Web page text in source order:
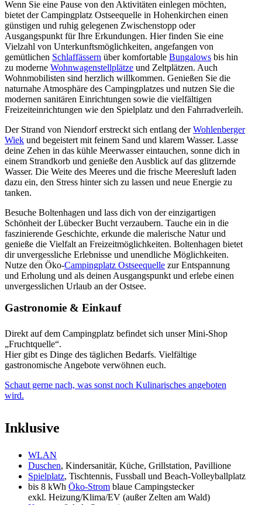
Wenn Sie eine Pause von den Aktivitäten einlegen möchten,
bietet der Campingplatz Ostseequelle in Hohenkirchen einen
günstigen und ruhig gelegenen Zwischenstopp oder
Ausgangspunkt für Ihre Erkundungen. Hier finden Sie eine
Vielzahl von Unterkunftsmöglichkeiten, angefangen von
gemütlichen Schlaffässern über komfortable Bungalows bis hin
zu moderne Wohnwagenstellplätze und Zeltplätzen. Auch
Wohnmobilisten sind herzlich willkommen. Genießen Sie die
naturnahe Atmosphäre des Campingplatzes und nutzen Sie die
modernen sanitären Einrichtungen sowie die vielfältigen
Freizeiteinrichtungen wie den Spielplatz und den Fahrradverleih.
Der Strand von Niendorf erstreckt sich entlang derWohlenberger
Wiek und begeistert mit feinem Sand und klarem Wasser. Lasse
deine Zehen in das kühle Meerwasser eintauchen, sonne dich in
einem Strandkorb und genieße den Ausblick auf das glitzernde
Wasser. Die Weite des Meeres und die frische Meeresluft laden
dazu ein, den Stress hinter sich zu lassen und neue Energie zu
tanken.
Besuche Boltenhagen und lass dich von der einzigartigen
Schönheit der Lübecker Bucht verzaubern. Tauche ein in die
faszinierende Geschichte, erkunde die malerische Natur und
genieße die Vielfalt an Freizeitmöglichkeiten. Boltenhagen bietet
dir unvergessliche Erlebnisse und unendliche Möglichkeiten.
Nutze den Öko-Campingplatz Ostseequelle zur Entspannung
und Erholung und als deinen Ausgangspunkt und erlebe einen
unvergesslichen Urlaub an der Ostsee.
Gastronomie & Einkauf
Direkt auf dem Campingplatz befindet sich unser Mini-Shop
„Fruchtquelle“.
Hier gibt es Dinge des täglichen Bedarfs. Vielfältige
gastronomische Angebote verwöhnen euch.
Schaut gerne nach, was sonst noch Kulinarisches angeboten
wird.
Inklusive
WLAN
Duschen, Kindersanitär, Küche, Grillstation, Pavillione
Spielplatz, Tischtennis, Fussball und Beach-Volleyballplatz
bis 8 kWh Öko-Strom blaue Campingstecker
exkl. Heizung/Klima/EV (außer Zelten am Wald)